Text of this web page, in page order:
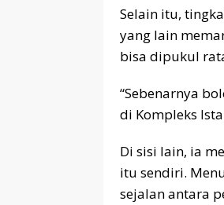
Selain itu,
yang lain
bisa dipukul
“Sebenarnya
di Kompleks
Di sisi lain, ia
itu sendiri.
sejalan antara